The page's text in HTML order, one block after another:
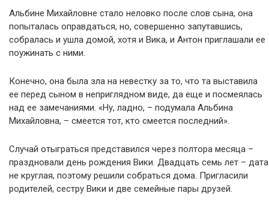
Альбине Михайловне стало неловко после слов сына, она
попыталась оправдаться, но, совершенно запутавшись,
собралась и ушла домой, хотя и Вика, и Антон приглашали ее
поужинать с ними.
Конечно, она была зла на невестку за то, что та выставила
ее перед сыном в неприглядном виде, да еще и посмеялась
над ее замечаниями. «Ну, ладно, – подумала Альбина
Михайловна, – смеется тот, кто смеется последний».
Случай отыграться представился через полтора месяца –
праздновали день рождения Вики. Двадцать семь лет – дата
не круглая, поэтому решили собраться дома. Пригласили
родителей, сестру Вики и две семейные пары друзей.